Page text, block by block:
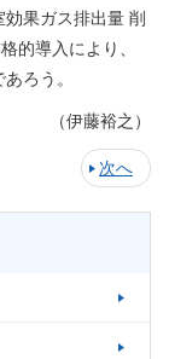
果ガス排出量 削
的導入により、
ろう。
（伊藤裕之）
次へ